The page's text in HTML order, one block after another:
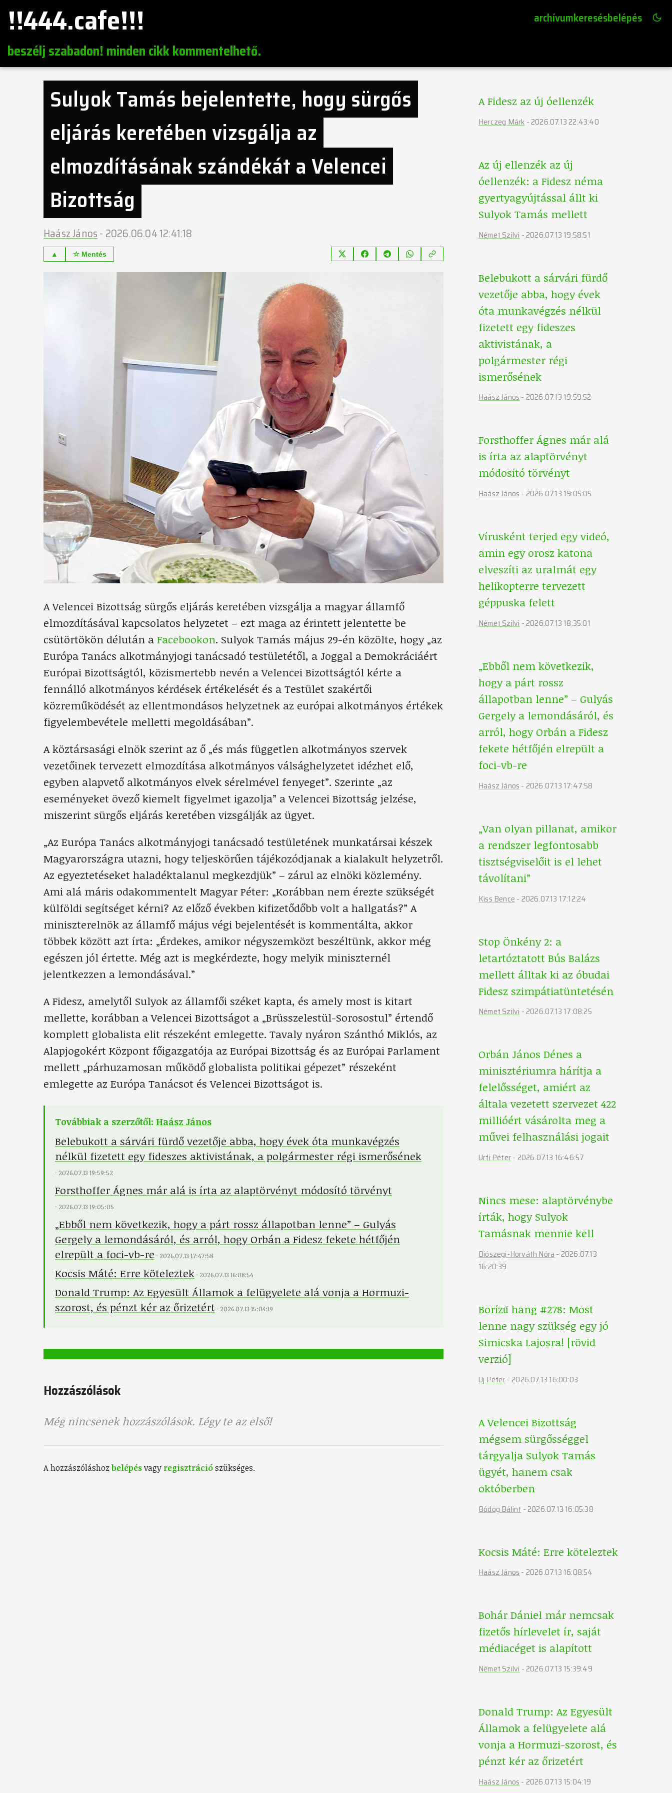
!!444.cafe!!!
beszélj szabadon! minden cikk kommentelhető.
archívumkeresésbelépés
Sulyok Tamás bejelentette, hogy sürgős
eljárás keretében vizsgálja az
elmozdításának szándékát a Velencei
Bizottság
Haász János- 2026.06.04 12:41:18
▲ ☆ Mentés
A Velencei Bizottság sürgős eljárás keretében vizsgálja a magyar államfő
elmozdításával kapcsolatos helyzetet – ezt maga az érintett jelentette be
csütörtökön délután a Facebookon. Sulyok Tamás május 29-én közölte, hogy „az
Európa Tanács alkotmányjogi tanácsadó testületétől, a Joggal a Demokráciáért
Európai Bizottságtól, közismertebb nevén a Velencei Bizottságtól kérte a
fennálló alkotmányos kérdések értékelését és a Testület szakértői
közreműködését az ellentmondásos helyzetnek az európai alkotmányos értékek
figyelembevétele melletti megoldásában”.
A köztársasági elnök szerint az ő „és más független alkotmányos szervek
vezetőinek tervezett elmozdítása alkotmányos válsághelyzetet idézhet elő,
egyben alapvető alkotmányos elvek sérelmével fenyeget”. Szerinte „az
eseményeket övező kiemelt figyelmet igazolja” a Velencei Bizottság jelzése,
miszerint sürgős eljárás keretében vizsgálják az ügyet.
„Az Európa Tanács alkotmányjogi tanácsadó testületének munkatársai készek
Magyarországra utazni, hogy teljeskörűen tájékozódjanak a kialakult helyzetről.
Az egyeztetéseket haladéktalanul megkezdjük” – zárul az elnöki közlemény.
Ami alá máris odakommentelt Magyar Péter: „Korábban nem érezte szükségét
külföldi segítséget kérni? Az előző években kifizetődőbb volt a hallgatás?” A
miniszterelnök az államfő május végi bejelentését is kommentálta, akkor
többek között azt írta: „Érdekes, amikor négyszemközt beszéltünk, akkor még
egészen jól értette. Még azt is megkérdezte, hogy melyik miniszternél
jelentkezzen a lemondásával.”
A Fidesz, amelytől Sulyok az államfői széket kapta, és amely most is kitart
mellette, korábban a Velencei Bizottságot a „Brüsszelestül-Sorosostul” értendő
komplett globalista elit részeként emlegette. Tavaly nyáron Szánthó Miklós, az
Alapjogokért Központ főigazgatója az Európai Bizottság és az Európai Parlament
mellett „párhuzamosan működő globalista politikai gépezet” részeként
emlegette az Európa Tanácsot és Velencei Bizottságot is.
Továbbiak a szerzőtől: Haász János
Belebukott a sárvári fürdő vezetője abba, hogy évek óta munkavégzés
nélkül fizetett egy fideszes aktivistának, a polgármester régi ismerősének
· 2026.07.13 19:59:52
Forsthoffer Ágnes már alá is írta az alaptörvényt módosító törvényt
· 2026.07.13 19:05:05
„Ebből nem következik, hogy a párt rossz állapotban lenne” – Gulyás
Gergely a lemondásáról, és arról, hogy Orbán a Fidesz fekete hétfőjén
elrepült a foci-vb-re · 2026.07.13 17:47:58
Kocsis Máté: Erre köteleztek · 2026.07.13 16:08:54
Donald Trump: Az Egyesült Államok a felügyelete alá vonja a Hormuzi-
szorost, és pénzt kér az őrizetért · 2026.07.13 15:04:19
Hozzászólások
Még nincsenek hozzászólások. Légy te az első!
A hozzászóláshoz belépésvagy regisztrációszükséges.
A Fidesz az új óellenzék
Herczeg Márk - 2026.07.13 22:43:40
Az új ellenzék az új
óellenzék: a Fidesz néma
gyertyagyújtással állt ki
Sulyok Tamás mellett
Német Szilvi - 2026.07.13 19:58:51
Belebukott a sárvári fürdő
vezetője abba, hogy évek
óta munkavégzés nélkül
fizetett egy fideszes
aktivistának, a
polgármester régi
ismerősének
Haász János- 2026.07.13 19:59:52
Forsthoffer Ágnes már alá
is írta az alaptörvényt
módosító törvényt
Haász János- 2026.07.13 19:05:05
Vírusként terjed egy videó,
amin egy orosz katona
elveszíti az uralmát egy
helikopterre tervezett
géppuska felett
Német Szilvi - 2026.07.13 18:35:01
„Ebből nem következik,
hogy a párt rossz
állapotban lenne” – Gulyás
Gergely a lemondásáról, és
arról, hogy Orbán a Fidesz
fekete hétfőjén elrepült a
foci-vb-re
Haász János - 2026.07.13 17:47:58
„Van olyan pillanat, amikor
a rendszer legfontosabb
tisztségviselőit is el lehet
távolítani”
Kiss Bence - 2026.07.13 17:12:24
Stop Önkény 2: a
letartóztatott Bús Balázs
mellett álltak ki az óbudai
Fidesz szimpátiatüntetésén
Német Szilvi- 2026.07.13 17:08:25
Orbán János Dénes a
minisztériumra hárítja a
felelősséget, amiért az
általa vezetett szervezet 422
millióért vásárolta meg a
művei felhasználási jogait
Urfi Péter- 2026.07.13 16:46:57
Nincs mese: alaptörvénybe
írták, hogy Sulyok
Tamásnak mennie kell
Diószegi-Horváth Nóra - 2026.07.13
16:20:39
Borízű hang #278: Most
lenne nagy szükség egy jó
Simicska Lajosra! [rövid
verzió]
Uj Péter - 2026.07.13 16:00:03
A Velencei Bizottság
mégsem sürgősséggel
tárgyalja Sulyok Tamás
ügyét, hanem csak
októberben
Bódog Bálint - 2026.07.13 16:05:38
Kocsis Máté: Erre köteleztek
Haász János- 2026.07.13 16:08:54
Bohár Dániel már nemcsak
fizetős hírlevelet ír, saját
médiacéget is alapított
Német Szilvi- 2026.07.13 15:39:49
Donald Trump: Az Egyesült
Államok a felügyelete alá
vonja a Hormuzi-szorost, és
pénzt kér az őrizetért
Haász János - 2026.07.13 15:04:19